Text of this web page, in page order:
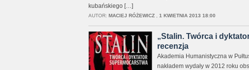
kubańskiego […]
AUTOR: MACIEJ RÓŻEWICZ, 1 KWIETNIA 2013 18:00
„Stalin. Twórca i
recenzja
Akademia Humanistyczna w
nakładem wydały w 2012 roku